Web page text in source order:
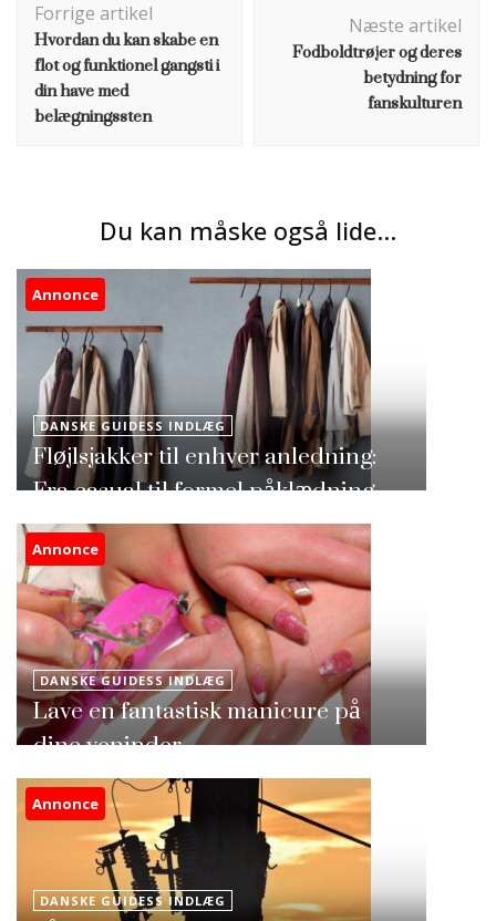
Forrige artikel
Hvordan du kan skabe en
flot og funktionel gangsti i
din have med
belægningssten
Næste artikel
Fodboldtrøjer og deres
betydning for
fanskulturen
Du kan måske også lide...
Annonce
DANSKE GUIDESS INDLÆG
Fløjlsjakker til enhver anledning:
Fra casual til formel påklædning
Annonce
DANSKE GUIDESS INDLÆG
Lave en fantastisk manicure på
dine veninder
Annonce
DANSKE GUIDESS INDLÆG